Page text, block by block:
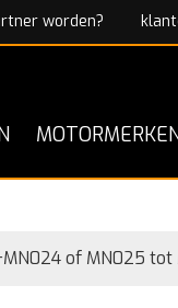
worden?
of MN025 tot